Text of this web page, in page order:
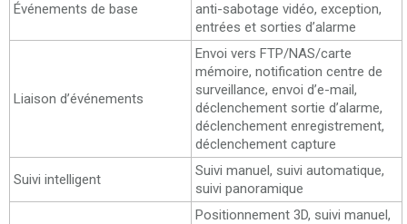
Événements de base
anti-sabotage vidéo, exception,
entrées et sorties d’alarme
Liaison d’événements
Envoi vers FTP/NAS/carte
mémoire, notification centre de
surveillance, envoi d’e-mail,
déclenchement sortie d’alarme,
déclenchement enregistrement,
déclenchement capture
Suivi intelligent
Suivi manuel, suivi automatique,
suivi panoramique
Positionnement 3D, suivi manuel,